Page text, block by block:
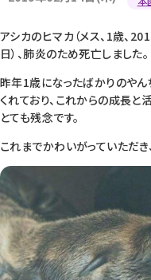
アシカのヒマカ（メス、1歳、
日）、肺炎のため死亡しました。
昨年1歳になったばかりのやん
くれており、これからの成長と
とても残念です。
これまでかわいがっていただき